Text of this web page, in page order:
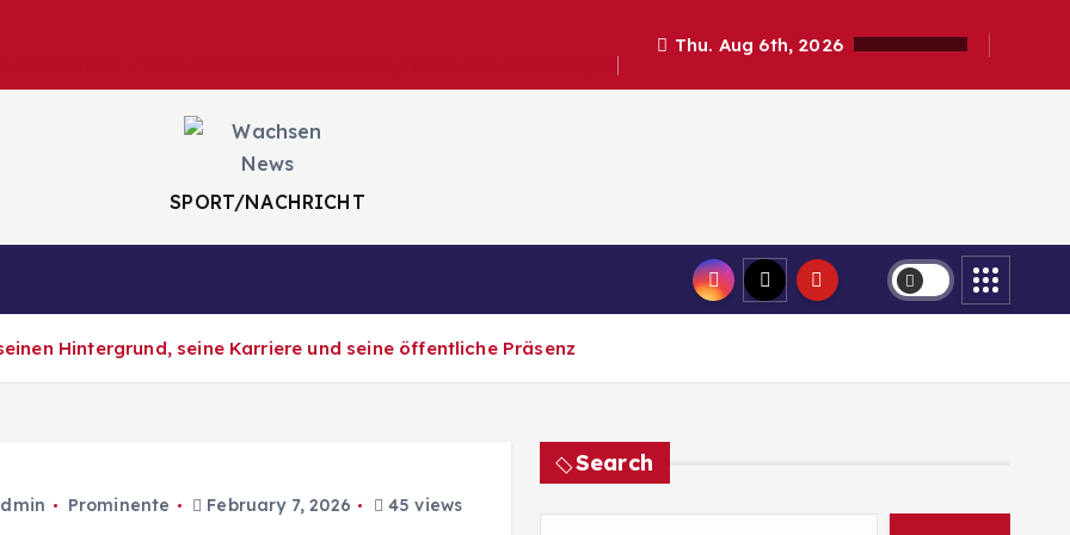
Thu. Aug 6th, 2026
SPORT/NACHRICHT
Hintergrund, seine Karriere und seine öffentliche Präsenz
Prominente February 7, 2026 45 views
Search